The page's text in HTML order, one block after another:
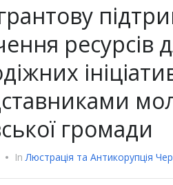
ресурсів
громади
• InЛюстрацiя та Антикорупцiя